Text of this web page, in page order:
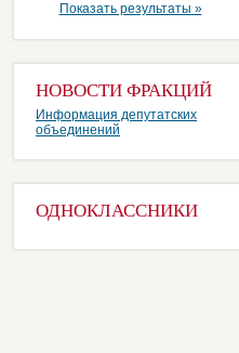
Показать результаты »
НОВОСТИ ФРАКЦИЙ
Информация депутатских
объединений
ОДНОКЛАССНИКИ